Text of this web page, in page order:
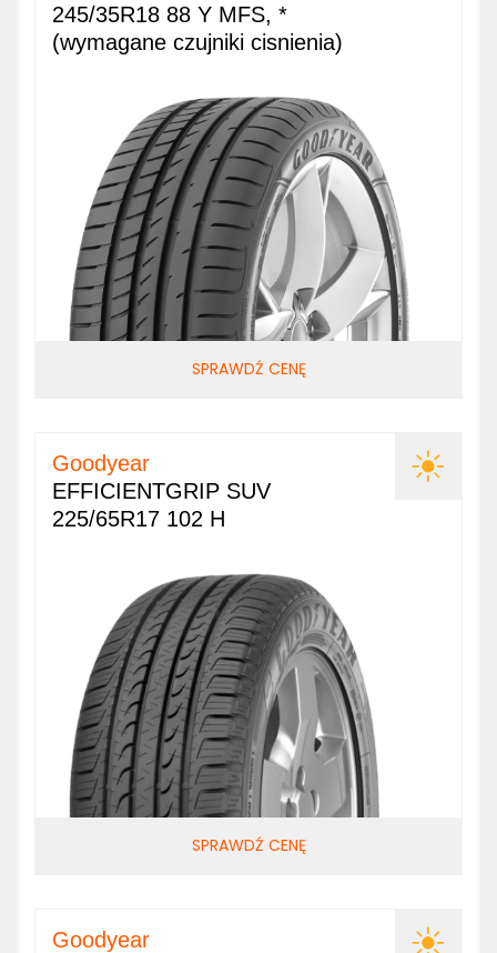
245/35R18 88 Y MFS, *
(wymagane czujniki cisnienia)
SPRAWDŹ CENĘ
Goodyear
EFFICIENTGRIP SUV
225/65R17 102 H
SPRAWDŹ CENĘ
Goodyear